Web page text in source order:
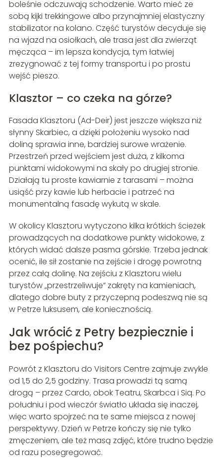
boleśnie odczuwają schodzenie. Warto mieć ze
sobą kijki trekkingowe albo przynajmniej elastyczny
stabilizator na kolano. Część turystów decyduje się
na wjazd na osiołkach, ale trasa jest dla zwierząt
męcząca – im lepsza kondycja, tym łatwiej
zrezygnować z tej formy transportu i po prostu
wejść pieszo.
Klasztor – co czeka na górze?
Fasada Klasztoru (Ad-Deir) jest jeszcze większa niż
słynny Skarbiec, a dzięki położeniu wysoko nad
doliną sprawia inne, bardziej surowe wrażenie.
Przestrzeń przed wejściem jest duża, z kilkoma
punktami widokowymi na skały po drugiej stronie.
Działają tu proste kawiarnie z tarasami – można
usiąść przy kawie lub herbacie i patrzeć na
monumentalną fasadę wykutą w skale.
W okolicy Klasztoru wytyczono kilka krótkich ścieżek
prowadzących na dodatkowe punkty widokowe, z
których widać dalsze pasma górskie. Trzeba jednak
ocenić, ile sił zostanie na zejście i drogę powrotną
przez całą dolinę. Na zejściu z Klasztoru wielu
turystów „przestrzeliwuje” zakręty na kamieniach,
dlatego dobre buty z przyczepną podeszwą nie są
w Petrze luksusem, ale koniecznością.
Jak wrócić z Petry bezpiecznie i
bez pośpiechu?
Powrót z Klasztoru do Visitors Centre zajmuje zwykle
od 1,5 do 2,5 godziny. Trasa prowadzi tą samą
drogą – przez Cardo, obok Teatru, Skarbca i Siq. Po
południu i pod wieczór światło układa się inaczej,
więc warto spojrzeć na te same miejsca z nowej
perspektywy. Dzień w Petrze kończy się nie tylko
zmęczeniem, ale też masą zdjęć, które trudno będzie
od razu posegregować.